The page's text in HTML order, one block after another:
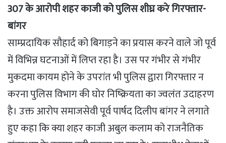
307 के आरोपी शहर काजी को पुलिस शीघ्र करे गिरफ्तार-
बांगर
साम्प्रदायिक सौहार्द को बिगाड़ने का प्रयास करने वाले जो पूर्व
में विभिन्न घटनाओं में लिप्त रहा है। उस पर गंभीर से गंभीर
मुकदमा कायम होने के उपरांत भी पुलिस द्वारा गिरफ्तार न
करना पुलिस विभाग की घोर निष्क्रियता का ज्वलंत उदाहरण
है। उक्त आरोप समाजसेवी पूर्व पार्षद दिलीप बांगर ने लगाते
हुए कहा कि क्या शहर काजी अबुल कलाम को राजनैतिक